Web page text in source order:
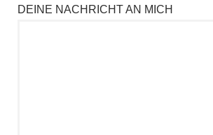
DEINE NACHRICHT AN MICH